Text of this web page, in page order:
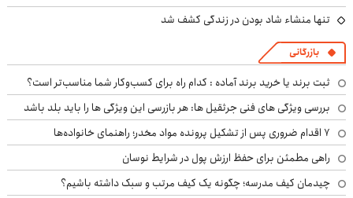
تنها منشاء شاد بودن در زندگی کشف شد
بازرگانی
ثبت برند یا خرید برند آماده : کدام راه برای کسب‌وکار شما مناسب‌تر است؟
بررسی ویژگی های فنی جرثقیل ها: هر بازرسی این ویژگی ها را باید بلد باشد
۷ اقدام ضروری پس از تشکیل پرونده مواد مخدر؛ راهنمای خانواده‌ها
راهی مطمئن برای حفظ ارزش پول در شرایط نوسان
چیدمان کیف مدرسه؛ چگونه یک کیف مرتب و سبک داشته باشیم؟